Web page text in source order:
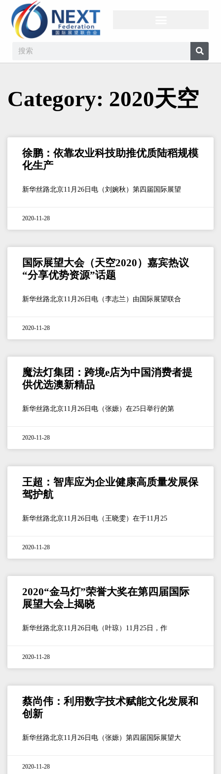
Category: 2020天空
徐鹏：依靠农业科技助推优质陆稻规模
化生产
新华丝路北京11月26日电（刘婉秋）第四届国际展望
2020-11-28
国际展望大会（天空2020）嘉宾热议
“分享优势资源”话题
新华丝路北京11月26日电（李志兰）由国际展望联合
2020-11-28
魔法灯集团：跨境e店为中国消费者提
供优选澳新精品
新华丝路北京11月26日电（张嫄）在25日举行的第
2020-11-28
王超：智库应为企业健康高质量发展保
驾护航
新华丝路北京11月26日电（王晓雯）在于11月25
2020-11-28
2020“金马灯”荣誉大奖在第四届国际
展望大会上揭晓
新华丝路北京11月26日电（叶琼）11月25日，作
2020-11-28
蔡尚伟：利用数字技术赋能文化发展和
创新
新华丝路北京11月26日电（张嫄）第四届国际展望大
2020-11-28